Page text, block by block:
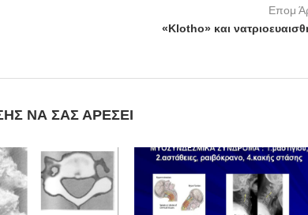
Επομ
«Κlotho» και
ΝΑ ΣΑΣ ΑΡΈΣΕΙ